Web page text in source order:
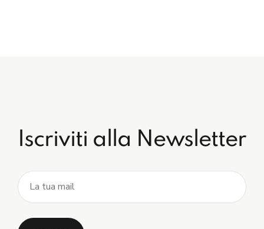
Iscriviti alla Newsletter